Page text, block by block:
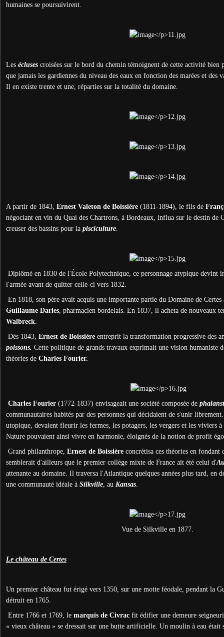
humaines se poursuivirent.
Les écluses croisées sur le bord du chemin témoignent de cette activité bien
que jamais les gardiennes du niveau des eaux en fonction des marées et des
Il en existe trente et une, réparties sur la totalité du domaine.
A partir de 1843, Ernest Valeton de Boissière (1811-1894), le fils de
négociant en vin du Quai des Chartrons, à Bordeaux, influa sur le destin de
creuser des bassins pour la pisciculture
Diplômé en 1830 de l'École Polytechnique, ce personnage atypique devint
l'armée avant de quitter celle-ci vers 1832.
En 1818, son père avait acquis une importante partie du Domaine de Certes
Guillaume Darles , pharmacien bordelais. En 1837, il acheta de nouveaux
Walbreck
Dès 1843, Ernest de Boissière entreprit la transformation progressive des
poissons. Cette politique de grands travaux exprimait une vision humaniste
théories de Charles Fourier.
Charles Fourier (1772-1837) envisageait une société composée de
communautaires habités par des personnes qui décidaient de s'unir
utopique, devaient fleurir les fermes, les potagers, les vergers et les viviers
Nature pouvaient ainsi vivre en harmonie, éloignés de la notion de profit
Grand philanthrope, Ernest de Boissière concrétisa ces théories en fondant
semblerait d'ailleurs que le premier collège mixte de France ait été celui d'
attenante au domaine. Il traversa l'Atlantique quelques années plus tard, en
une communauté idéale à Silkville , au Kansas
Vue de Silkville en 1877.
Le château de Certes
Un premier château fut érigé vers 1350, sur une motte féodale, pendant la
détruit en 1765.
Entre 1766 et 1769, le marquis de Civrac fit édifier une demeure
« vieux château » se dressait sur une butte artificielle. Un moulin à eau était